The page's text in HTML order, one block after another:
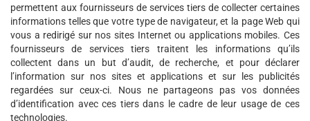
permettent aux fournisseurs de services tiers de collecter certaines
informations telles que votre type de navigateur, et la page Web qui
vous a redirigé sur nos sites Internet ou applications mobiles. Ces
fournisseurs de services tiers traitent les informations qu’ils
collectent dans un but d’audit, de recherche, et pour déclarer
l’information sur nos sites et applications et sur les publicités
regardées sur ceux-ci. Nous ne partageons pas vos données
d’identification avec ces tiers dans le cadre de leur usage de ces
technologies.